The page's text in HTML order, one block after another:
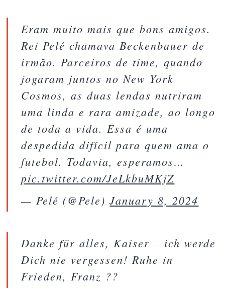
Eram muito mais que bons amigos.
Rei Pelé chamava Beckenbauer de
irmão. Parceiros de time, quando
jogaram juntos no New York
Cosmos, as duas lendas nutriram
uma linda e rara amizade, ao longo
de toda a vida. Essa é uma
despedida difícil para quem ama o
futebol. Todavia, esperamos…
pic.twitter.com/JeLkbuMKjZ
— Pelé (@Pele)January 8, 2024
Danke für alles, Kaiser – ich werde
Dich nie vergessen! Ruhe in
Frieden, Franz ??